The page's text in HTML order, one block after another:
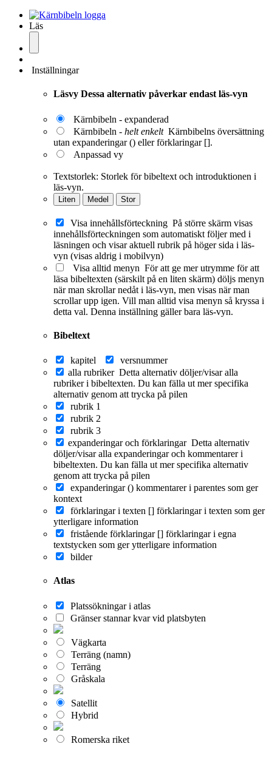
Läs
Inställningar
Läsvy Dessa alternativ påverkar endast läs-vyn
Kärnbibeln - expanderad
Kärnbibeln - helt enkelt Kärnbibelns översättning
utan expanderingar () eller förklaringar [].
Anpassad vy
Textstorlek: Storlek för bibeltext och introduktionen i
läs-vyn.
Liten Medel Stor
Visa innehållsförteckning På större skärm visas
innehållsförteckningen som automatiskt följer med i
läsningen och visar aktuell rubrik på höger sida i läs-
vyn (visas aldrig i mobilvyn)
Visa alltid menyn För att ge mer utrymme för att
läsa bibeltexten (särskilt på en liten skärm) döljs menyn
när man skrollar nedåt i läs-vyn, men visas när man
scrollar upp igen. Vill man alltid visa menyn så kryssa i
detta val. Denna inställning gäller bara läs-vyn.
Bibeltext
kapitel
versnummer
alla rubriker Detta alternativ döljer/visar alla
rubriker i bibeltexten. Du kan fälla ut mer specifika
alternativ genom att trycka på pilen
rubrik 1
rubrik 2
rubrik 3
expanderingar och förklaringar Detta alternativ
döljer/visar alla expanderingar och kommentarer i
bibeltexten. Du kan fälla ut mer specifika alternativ
genom att trycka på pilen
expanderingar () kommentarer i parentes som ger
kontext
förklaringar i texten [] förklaringar i texten som ger
ytterligare information
fristående förklaringar [] förklaringar i egna
textstycken som ger ytterligare information
bilder
Atlas
Platssökningar i atlas
Gränser stannar kvar vid platsbyten
Vägkarta
Terräng (namn)
Terräng
Gråskala
Satellit
Hybrid
Romerska riket